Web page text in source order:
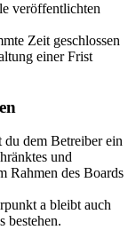
veröffentlichten
Zeit geschlossen
einer Frist
dem Betreiber ein
und
Rahmen des Boards
a bleibt auch
bestehen.